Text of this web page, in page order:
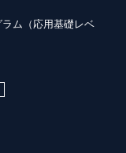
ム（応用基礎レベ